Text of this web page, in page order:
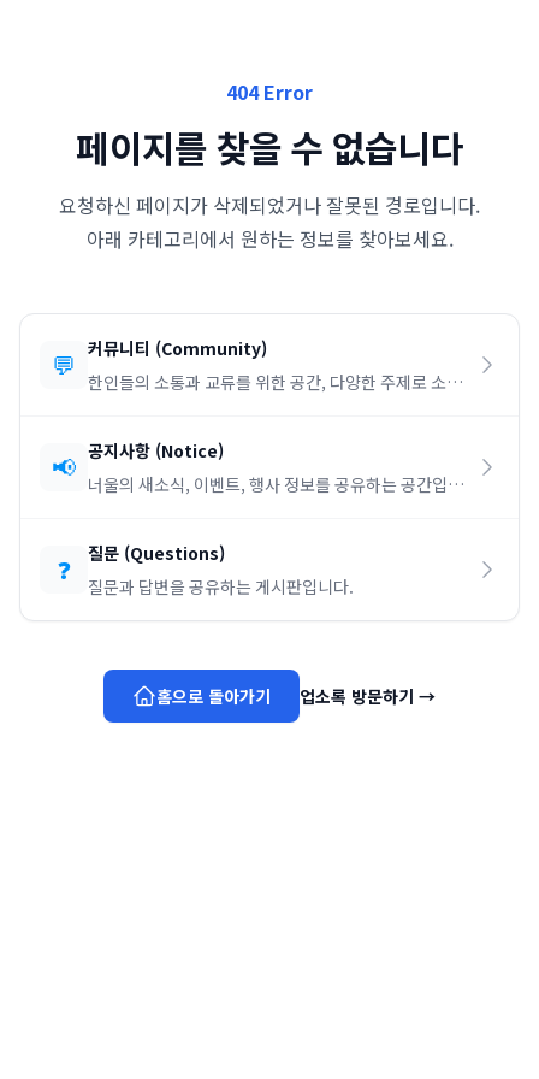
404 Error
페이지를 찾을 수 없습니다
요청하신 페이지가 삭제되었거나 잘못된 경로입니다.
아래 카테고리에서 원하는 정보를 찾아보세요.
💬 커뮤니티 (Community)
한인들의 소통과 교류를 위한 공간, 다양한 주제로 소통
📢 공지사항 (Notice)
너울의 새소식, 이벤트, 행사 정보를 공유하는 공간입니
❓ 질문 (Questions)
질문과 답변을 공유하는 게시판입니다.
홈으로 돌아가기 업소록 방문하기 →